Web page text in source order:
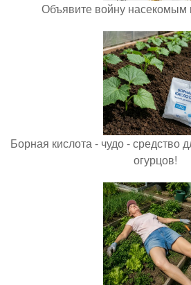
Объявите войну насекомым
Борная кислота - чудо - средство
огурцов!